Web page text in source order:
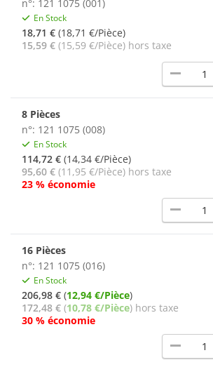
n°: 121 1075 (001)
En Stock
18,71 € (18,71 €/Pièce)
15,59 € (15,59 €/Pièce) hors taxe
remove
8 Pièces
n°: 121 1075 (008)
En Stock
114,72 € (14,34 €/Pièce)
95,60 € (11,95 €/Pièce) hors taxe
23 % économie
remove
16 Pièces
n°: 121 1075 (016)
En Stock
206,98 € (12,94 €/Pièce)
172,48 € (10,78 €/Pièce) hors taxe
30 % économie
remove